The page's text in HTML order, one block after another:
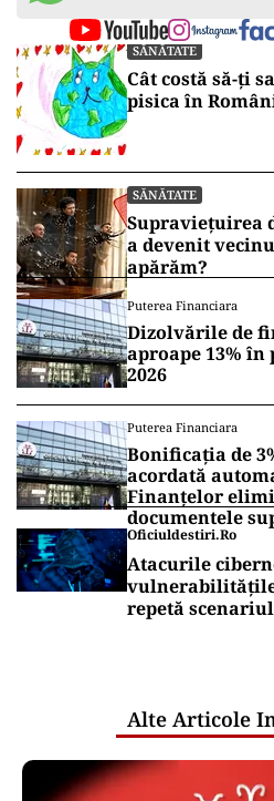
SĂNĂTATE
Cât costă să-ți
pisica în
SĂNĂTATE
Supraviețuirea
a devenit
apărăm?
Puterea Financiara
Dizolvările de
aproape 13%
2026
Puterea Financiara
Bonificația de
acordată
Finanțelor
documentele
Oficiuldestiri.ro
Atacurile
repetă scenariul
Alte Articole